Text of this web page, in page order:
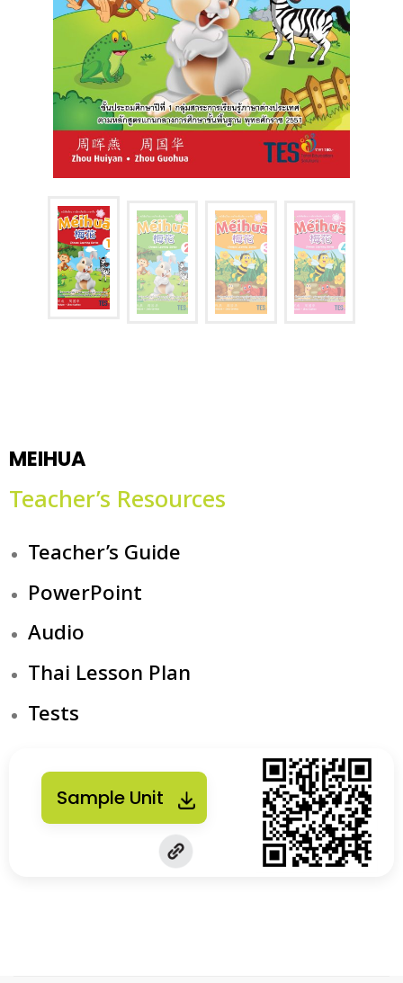
MEIHUA
Teacher’s Resources
Teacher’s Guide
PowerPoint
Audio
Thai Lesson Plan
Tests
Sample Unit